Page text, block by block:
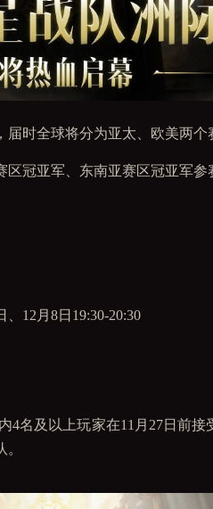
时全球将分为亚太、欧美两个
冠亚军、东南亚赛区冠亚军参
12月8日19:30-20:30
名及以上玩家在11月27日前接